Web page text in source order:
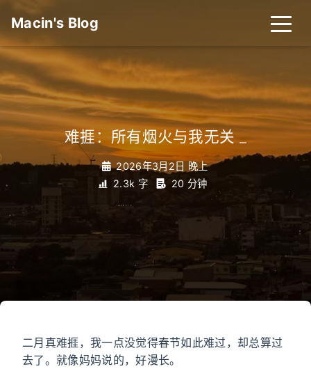
Macin's Blog
难捱：所有烟火与我无关_
2026年3月2日 晚上
2.3k 字
20 分钟
二月真难捱，我一点没觉得春节如此难过，却总算过
去了。就像妈妈说的，好漫长。